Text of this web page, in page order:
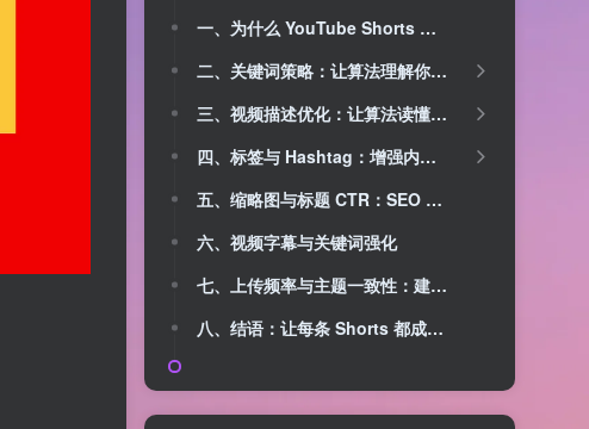
一、为什么 YouTube Shorts 对 SEO 至关重要？
二、关键词策略：让算法理解你的视频
三、视频描述优化：让算法读懂你的内容
四、标签与 Hashtag：增强内容关联度
五、缩略图与标题 CTR：SEO 的隐形助力
六、视频字幕与关键词强化
七、上传频率与主题一致性：建立长期 SEO 信号
八、结语：让每条 Shorts 都成为搜索入口